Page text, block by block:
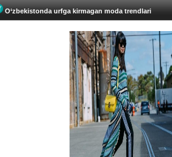
O‘zbekistonda urfga kirmagan moda trendlari